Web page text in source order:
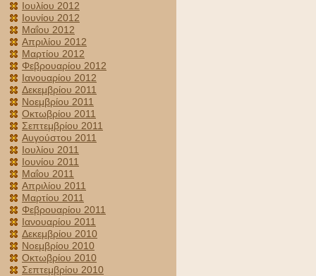
Ιουλίου 2012
Ιουνίου 2012
Μαΐου 2012
Απριλίου 2012
Μαρτίου 2012
Φεβρουαρίου 2012
Ιανουαρίου 2012
Δεκεμβρίου 2011
Νοεμβρίου 2011
Οκτωβρίου 2011
Σεπτεμβρίου 2011
Αυγούστου 2011
Ιουλίου 2011
Ιουνίου 2011
Μαΐου 2011
Απριλίου 2011
Μαρτίου 2011
Φεβρουαρίου 2011
Ιανουαρίου 2011
Δεκεμβρίου 2010
Νοεμβρίου 2010
Οκτωβρίου 2010
Σεπτεμβρίου 2010